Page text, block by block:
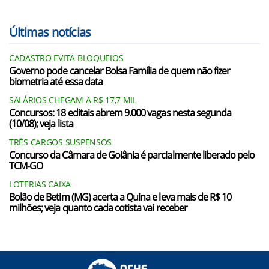
Últimas notícias
CADASTRO EVITA BLOQUEIOS
Governo pode cancelar Bolsa Família de quem não fizer
biometria até essa data
SALÁRIOS CHEGAM A R$ 17,7 MIL
Concursos: 18 editais abrem 9.000 vagas nesta segunda
(10/08); veja lista
TRÊS CARGOS SUSPENSOS
Concurso da Câmara de Goiânia é parcialmente liberado pelo
TCM-GO
LOTERIAS CAIXA
Bolão de Betim (MG) acerta a Quina e leva mais de R$ 10
milhões; veja quanto cada cotista vai receber